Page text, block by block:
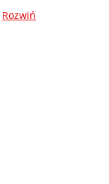
Rozwiń